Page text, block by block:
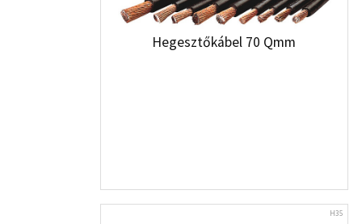
Hegesztőkábel 70 Qmm
H35